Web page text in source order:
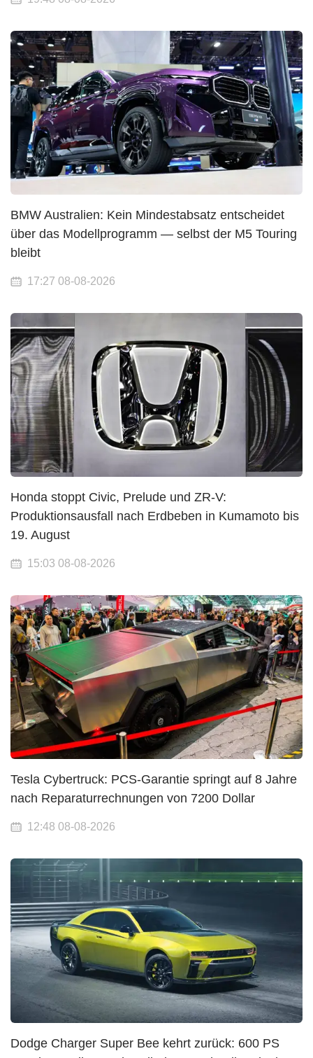
BMW Australien: Kein Mindestabsatz entscheidet
über das Modellprogramm — selbst der M5 Touring
bleibt
17:27 08-08-2026
Honda stoppt Civic, Prelude und ZR-V:
Produktionsausfall nach Erdbeben in Kumamoto bis
19. August
15:03 08-08-2026
Tesla Cybertruck: PCS-Garantie springt auf 8 Jahre
nach Reparaturrechnungen von 7200 Dollar
12:48 08-08-2026
Dodge Charger Super Bee kehrt zurück: 600 PS